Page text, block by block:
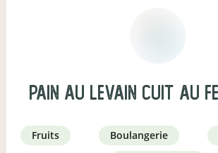
Pain au levain Cuit au
fruits boulangerie